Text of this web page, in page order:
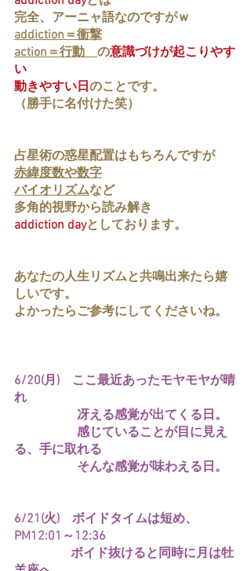
完全、アーニャ語なのですがｗ
addiction＝衝撃
action＝行動 の意識づけが起こりやす
い
動きやすい日 のことです。
（勝手に名付けた笑）
占星術の惑星配置はもちろんですが
赤緯度数や数字
バイオリズムなど
多角的視野から読み解き
addiction dayとしております。
あなたの人生リズムと共鳴出来たら嬉
しいです。
よかったらご参考にしてくださいね。
6/20(月)　ここ最近あったモヤモヤが晴
れ
冴える感覚が出てくる日。
感じていることが目に見え
る、手に取れる
そんな感覚が味わえる日。
6/21(火)　ボイドタイムは短め、
PM12:01～12:36
ボイド抜けると同時に月は牡